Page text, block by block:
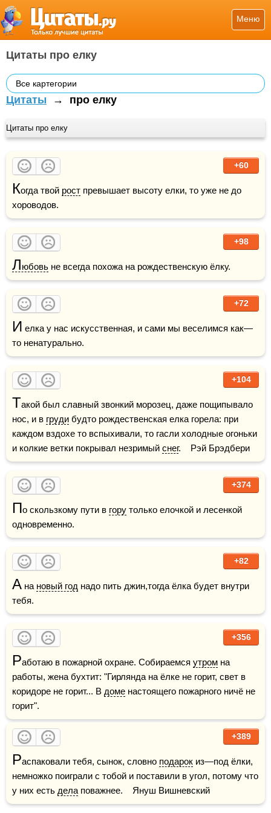
Меню
Цитаты про елку
Все картегории
Цитаты → про елку
Цитаты про елку
+60
Когда твой рост превышает высоту елки, то уже не до
хороводов.
+98
Любовь не всегда похожа на рождественскую ёлку.
+72
И елка у нас искусственная, и сами мы веселимся как—
то ненатурально.
+104
Такой был славный звонкий морозец, даже пощипывало
нос, и в груди будто рождественская елка горела: при
каждом вздохе то вспыхивали, то гасли холодные огоньки
и колкие ветки покрывал незримый снег.    Рэй Брэдбери
+374
По скользкому пути в гору только елочкой и лесенкой
одновременно.
+82
А на новый год надо пить джин,тогда ёлка будет внутри
тебя.
+356
Работаю в пожарной охране. Собираемся утром на
работы, жена бухтит: "Гирлянда на ёлке не горит, свет в
коридоре не горит... В доме настоящего пожарного ничё не
горит".
+389
Распаковали тебя, сынок, словно подарок из—под ёлки,
немножко поиграли с тобой и поставили в угол, потому что
у них есть дела поважнее.    Януш Вишневский